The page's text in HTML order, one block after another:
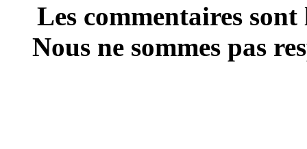
Les commentaires
Nous ne sommes pas